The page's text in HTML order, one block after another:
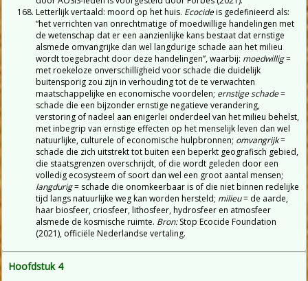
Letterlijk vertaald: moord op het huis. Ecocideis gedefinieerd als:
“het verrichten van onrechtmatige of moedwillige handelingen met
de wetenschap dat er een aanzienlijke kans bestaat dat ernstige
alsmede omvangrijke dan wel langdurige schade aan het milieu
wordt toegebracht door deze handelingen”, waarbij: moedwillig=
met roekeloze onverschilligheid voor schade die duidelijk
buitensporig zou zijn in verhouding tot de te verwachten
maatschappelijke en economische voordelen; ernstige schade=
schade die een bijzonder ernstige negatieve verandering,
verstoring of nadeel aan enigerlei onderdeel van het milieu behelst,
met inbegrip van ernstige effecten op het menselijk leven dan wel
natuurlijke, culturele of economische hulpbronnen; omvangrijk=
schade die zich uitstrekt tot buiten een beperkt geografisch gebied,
die staatsgrenzen overschrijdt, of die wordt geleden door een
volledig ecosysteem of soort dan wel een groot aantal mensen;
langdurig= schade die onomkeerbaar is of die niet binnen redelijke
tijd langs natuurlijke weg kan worden hersteld; milieu= de aarde,
haar biosfeer, criosfeer, lithosfeer, hydrosfeer en atmosfeer
alsmede de kosmische ruimte. Bron:Stop Ecocide Foundation
(2021), officiële Nederlandse vertaling.
Hoofdstuk 4